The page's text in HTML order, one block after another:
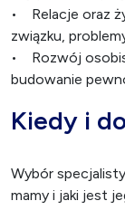
• Relacje oraz
związku,
• Rozwój
budowanie
Kiedy i
Wybór
mamy i jaki jest